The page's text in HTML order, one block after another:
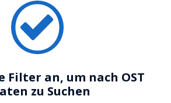
Filter an, um nach OST
zu Suchen